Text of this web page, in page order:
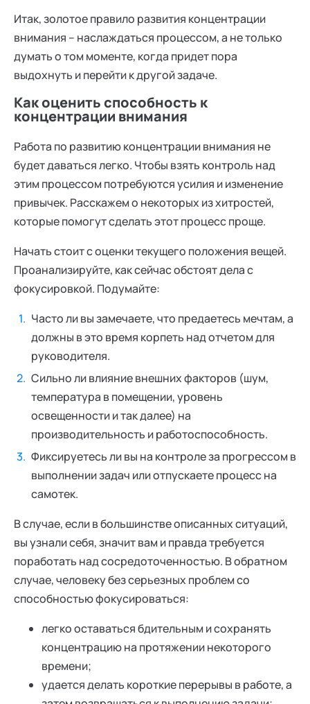
Итак, золотое правило развития концентрации
внимания – наслаждаться процессом, а не только
думать о том моменте, когда придет пора
выдохнуть и перейти к другой задаче.
Как оценить способность к
концентрации внимания
Работа по развитию концентрации внимания не
будет даваться легко. Чтобы взять контроль над
этим процессом потребуются усилия и изменение
привычек. Расскажем о некоторых из хитростей,
которые помогут сделать этот процесс проще.
Начать стоит с оценки текущего положения вещей.
Проанализируйте, как сейчас обстоят дела с
фокусировкой. Подумайте:
Часто ли вы замечаете, что предаетесь мечтам, а
должны в это время корпеть над отчетом для
руководителя.
Сильно ли влияние внешних факторов (шум,
температура в помещении, уровень
освещенности и так далее) на
производительность и работоспособность.
Фиксируетесь ли вы на контроле за прогрессом в
выполнении задач или отпускаете процесс на
самотек.
В случае, если в большинстве описанных ситуаций,
вы узнали себя, значит вам и правда требуется
поработать над сосредоточенностью. В обратном
случае, человеку без серьезных проблем со
способностью фокусироваться:
легко оставаться бдительным и сохранять
концентрацию на протяжении некоторого
времени;
удается делать короткие перерывы в работе, а